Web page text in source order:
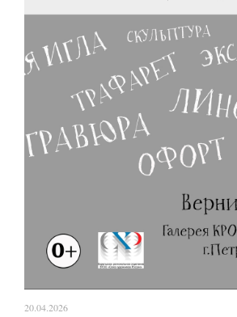
20.04.2026